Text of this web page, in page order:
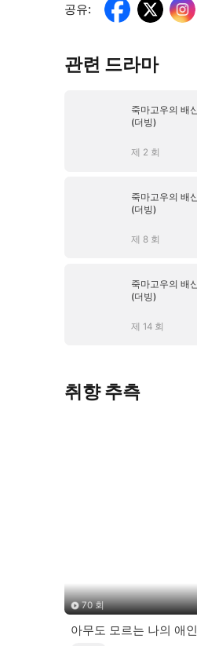
공유:
관련 드라마
죽마고우의 배신
(더빙)
제 2 회
죽마고우의 배신
(더빙)
제 8 회
죽마고우의 배
(더빙)
제 14 회
취향 추측
70 회
아무도 모르는 나의 애인